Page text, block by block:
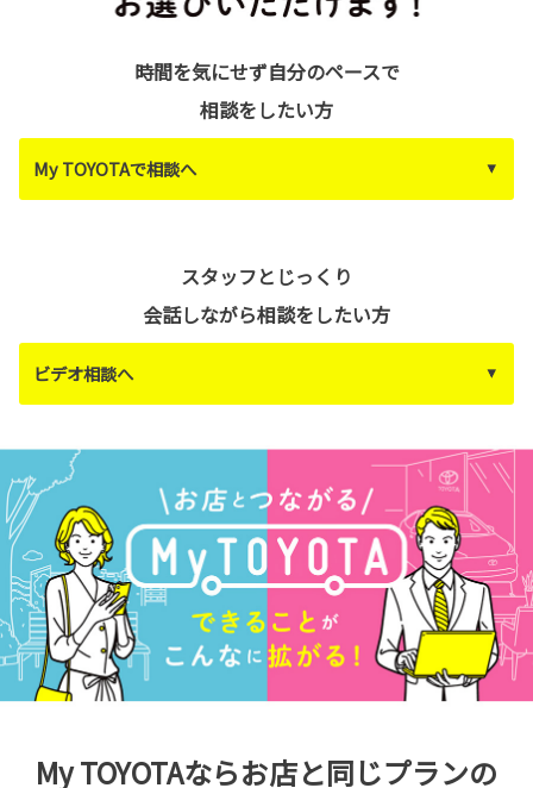
時間を気にせず自分のペースで
相談をしたい方
My TOYOTAで相談へ
スタッフとじっくり
会話しながら相談をしたい方
ビデオ相談へ
My TOYOTAならお店と同じプランの